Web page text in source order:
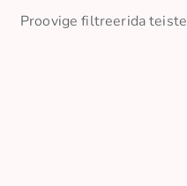
Proovige filtreerida